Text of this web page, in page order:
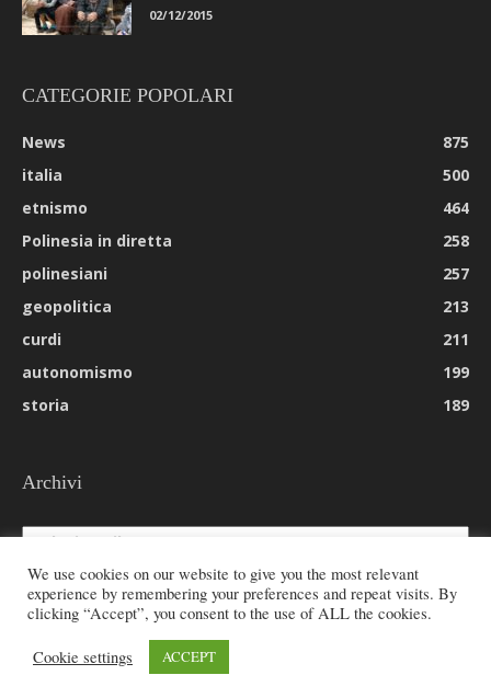
02/12/2015
CATEGORIE POPOLARI
News
875
italia
500
etnismo
464
Polinesia in diretta
258
polinesiani
257
geopolitica
213
curdi
211
autonomismo
199
storia
189
Archivi
Archivi
© 2026 All rights reserved - Etnie -
We use cookies on our website to give you the most relevant
experience by remembering your preferences and repeat visits. By
clicking “Accept”, you consent to the use of ALL the cookies.
Cookie settings ACCEPT